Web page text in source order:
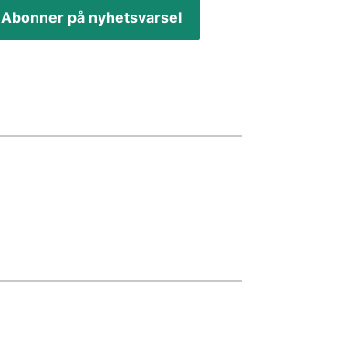
Abonner på nyhetsvarsel